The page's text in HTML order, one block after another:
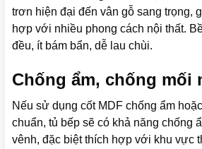
trơn hiện đại đến vân gỗ sang trọng,
hợp với nhiều phong cách nội thất.
đều, ít bám bẩn, dễ lau chùi.
Chống ẩm, chống mối
Nếu sử dụng cốt MDF chống ẩm
chuẩn, tủ bếp sẽ có khả năng chống
vênh, đặc biệt thích hợp với khu vực